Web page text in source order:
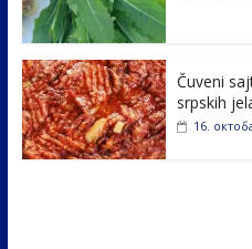
Čuveni
srpskih
16.